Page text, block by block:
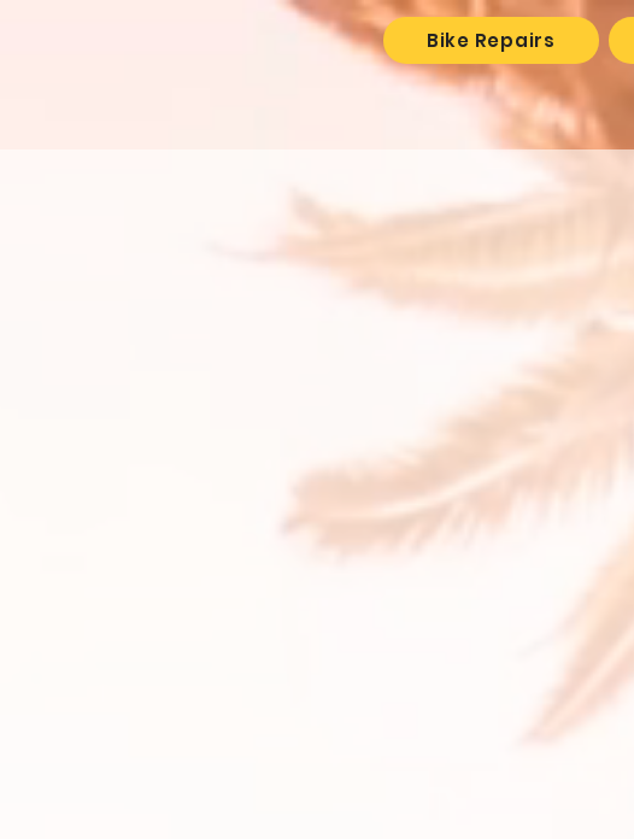
Bike Repairs